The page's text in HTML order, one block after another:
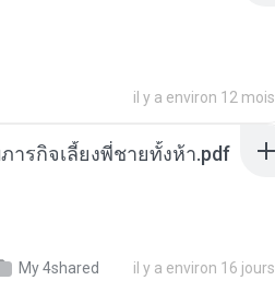
il y a environ 12 mois
รกิจเลี้ยงพี่ชายทั้งห้า.pdf
My 4shared il y a environ 16 jours